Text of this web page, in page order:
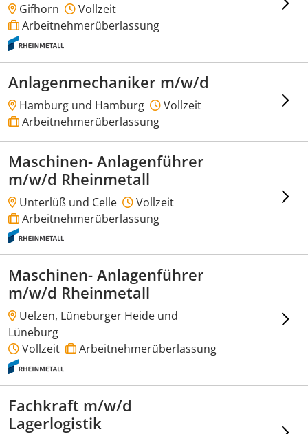
Gifhorn
Vollzeit
Arbeitnehmerüberlassung
Anlagenmechaniker m/w/d
Hamburg und Hamburg
Vollzeit
Arbeitnehmerüberlassung
Maschinen- Anlagenführer
m/w/d Rheinmetall
Unterlüß und Celle
Vollzeit
Arbeitnehmerüberlassung
Maschinen- Anlagenführer
m/w/d Rheinmetall
Uelzen, Lüneburger Heide und
Lüneburg
Vollzeit
Arbeitnehmerüberlassung
Fachkraft m/w/d
Lagerlogistik